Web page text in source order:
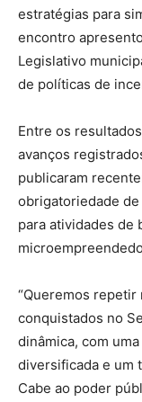
estratégias para
encontro
Legislativo
de políticas de
Entre os
avanços
publicaram
obrigatoriedade
para atividades de
“Queremos
conquistados no
dinâmica, com
diversificada e um
Cabe ao poder